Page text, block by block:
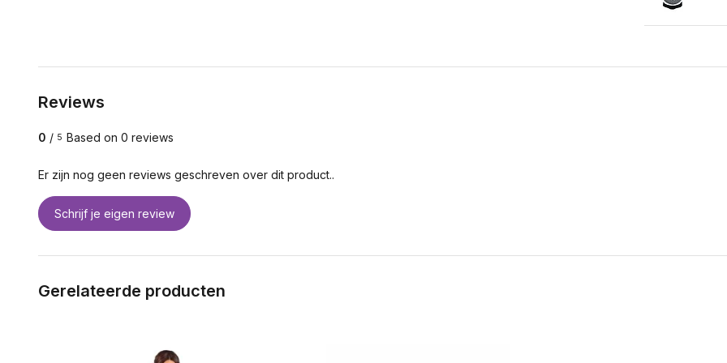
Reviews
0 / 5 Based on 0 reviews
Er zijn nog geen reviews geschreven over dit product..
Schrijf je eigen review
Gerelateerde producten